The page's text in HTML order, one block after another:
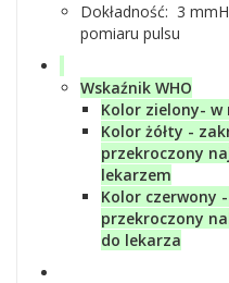
Dokładność: 3
pomiaru pulsu
Wskaźnik WHO
Kolor zielony- w
Kolor żółty -
przekroczony
lekarzem
Kolor czerwony
przekroczony
do lekarza